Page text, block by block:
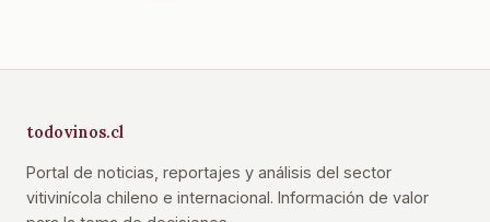
todovinos.cl
Portal de noticias, reportajes y análisis del sector
vitivinícola chileno e internacional. Información de valor